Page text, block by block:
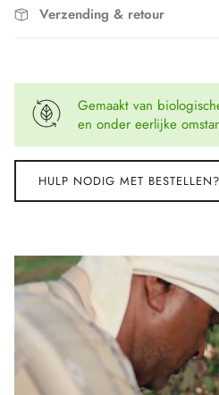
Verzending & retour
Gemaakt van
en onder eerlijke
HULP NODIG MET BESTELLEN?